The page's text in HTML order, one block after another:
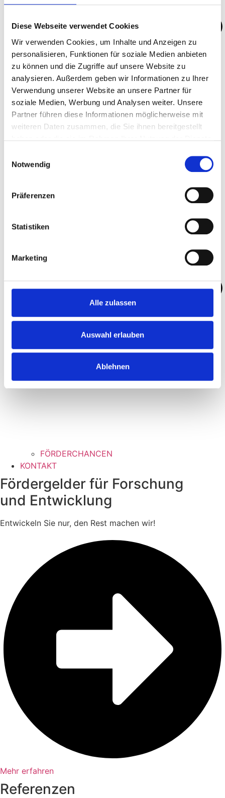
Diese Webseite verwendet Cookies
Wir verwenden Cookies, um Inhalte und Anzeigen zu
personalisieren, Funktionen für soziale Medien anbieten
zu können und die Zugriffe auf unsere Website zu
analysieren. Außerdem geben wir Informationen zu Ihrer
Verwendung unserer Website an unsere Partner für
soziale Medien, Werbung und Analysen weiter. Unsere
Partner führen diese Informationen möglicherweise mit
weiteren Daten zusammen, die Sie ihnen bereitgestellt
Notwendig
Präferenzen
Statistiken
Marketing
Alle zulassen
Auswahl erlauben
Ablehnen
FÖRDERBEISPIELE
FÖRDERCHANCEN
KONTAKT
Fördergelder für Forschung
und Entwicklung
Entwickeln Sie nur, den Rest machen wir!
Mehr erfahren
Referenzen